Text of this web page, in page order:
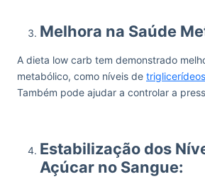
Melhora na Saúde
A dieta low carb tem demonstrado
metabólico, como níveis de
Também pode ajudar a controlar a
Estabilização dos
Açúcar no Sangue: